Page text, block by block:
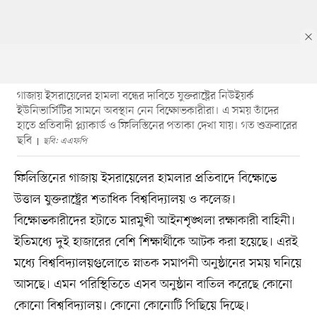
গাজায় ইসরায়েলের হামলা বন্ধের দাবিতে যুক্তরাষ্ট্রের নিউইয়র্ক
ইউনিভার্সিটির সামনে অবস্থান নেন বিক্ষোভকারীরা। এ সময় তাঁদের
হাতে প্রতিবাদী প্ল্যাকার্ড ও ফিলিস্তিনের পতাকা দেখা যায়। গত শুক্রবারের
ছবি
ছবি: এএফপি
ফিলিস্তিনের গাজায় ইসরায়েলের হামলার প্রতিবাদে বিক্ষোভে
উত্তাল যুক্তরাষ্ট্রের শতাধিক বিশ্ববিদ্যালয় ও কলেজ।
বিক্ষোভকারীদের হটাতে মারমুখী আইনশৃঙ্খলা রক্ষাকারী বাহিনী।
ইতিমধ্যে দুই হাজারের বেশি শিক্ষার্থীকে আটক করা হয়েছে। এরই
মধ্যে বিশ্ববিদ্যালয়গুলোতে স্নাতক সমাপনী অনুষ্ঠানের সময় ঘনিয়ে
আসছে। এমন পরিস্থিতিতে এসব অনুষ্ঠান বাতিল করেছে কোনো
কোনো বিশ্ববিদ্যালয়। কোনো কোনোটি পিছিয়ে দিচ্ছে।